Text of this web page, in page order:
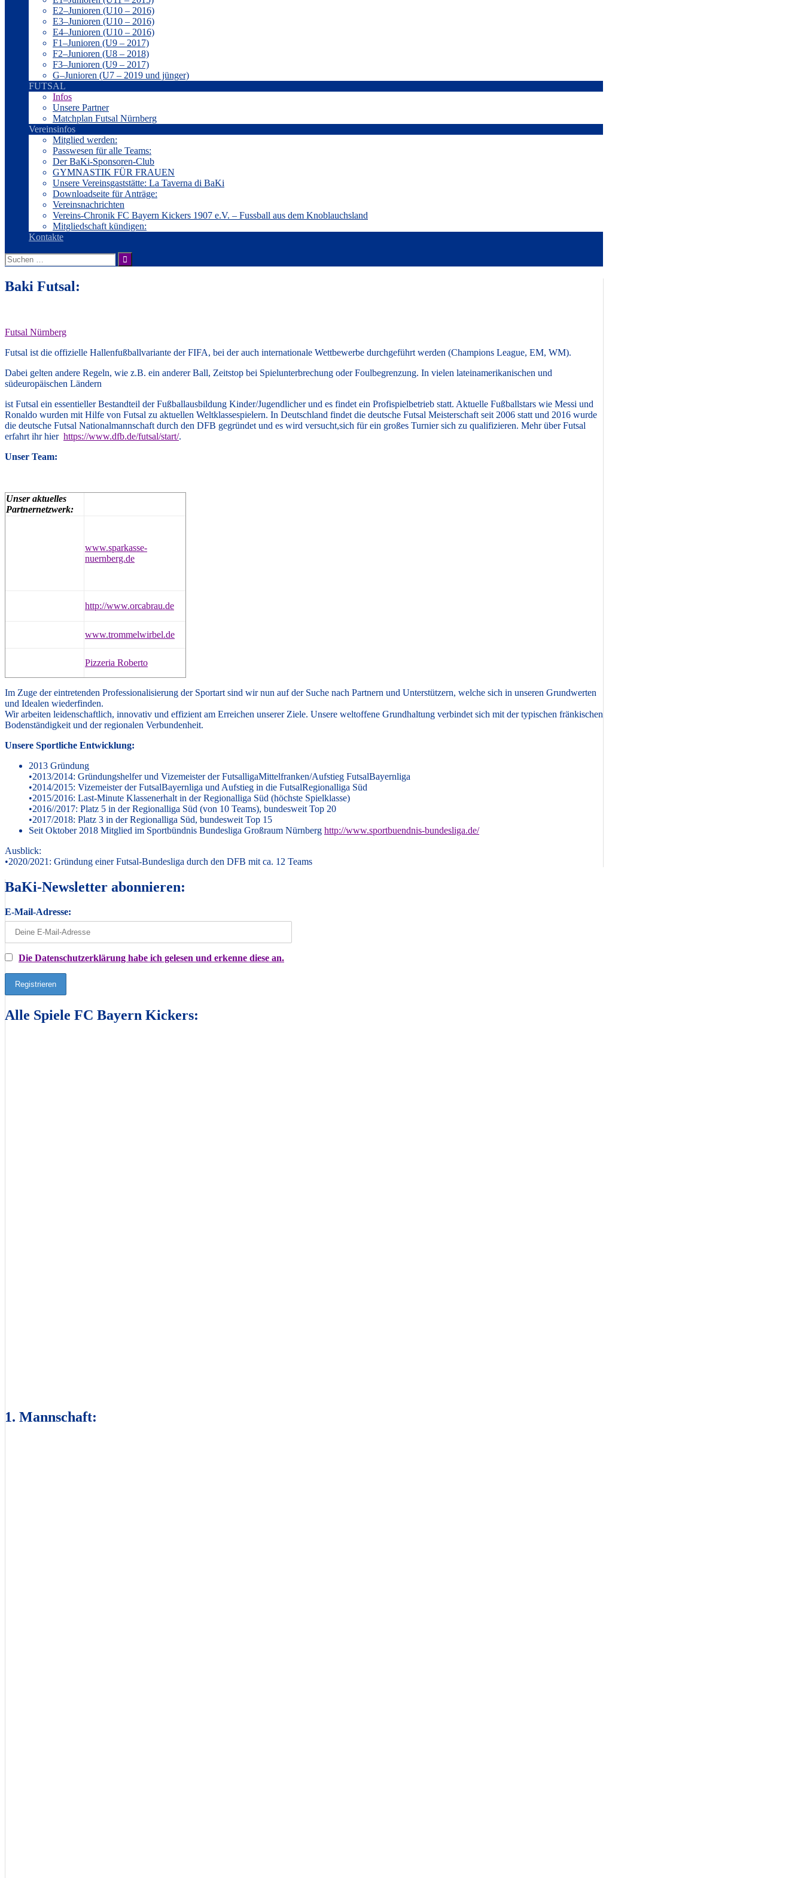
E2–Junioren (U10 – 2016)
E3–Junioren (U10 – 2016)
E4–Junioren (U10 – 2016)
F1–Junioren (U9 – 2017)
F2–Junioren (U8 – 2018)
F3–Junioren (U9 – 2017)
G–Junioren (U7 – 2019 und jünger)
FUTSAL
Infos
Unsere Partner
Matchplan Futsal Nürnberg
Vereinsinfos
Mitglied werden:
Passwesen für alle Teams:
Der BaKi-Sponsoren-Club
GYMNASTIK FÜR FRAUEN
Unsere Vereinsgaststätte: La Taverna di BaKi
Downloadseite für Anträge:
Vereinsnachrichten
Vereins-Chronik FC Bayern Kickers 1907 e.V. – Fussball aus dem Knoblauchsland
Mitgliedschaft kündigen:
Kontakte
Suche
nach:
Baki Futsal:
Futsal Nürnberg
Futsal ist die offizielle Hallenfußballvariante der FIFA, bei der auch internationale Wettbewerbe durchgeführt werden (Champions League, EM, WM).
Dabei gelten andere Regeln, wie z.B. ein anderer Ball, Zeitstop bei Spielunterbrechung oder Foulbegrenzung. In vielen lateinamerikanischen und
südeuropäischen Ländern
ist Futsal ein essentieller Bestandteil der Fußballausbildung Kinder/Jugendlicher und es findet ein Profispielbetrieb statt. Aktuelle Fußballstars wie Messi und
Ronaldo wurden mit Hilfe von Futsal zu aktuellen Weltklassespielern. In Deutschland findet die deutsche Futsal Meisterschaft seit 2006 statt und 2016 wurde
die deutsche Futsal Nationalmannschaft durch den DFB gegründet und es wird versucht,sich für ein großes Turnier sich zu qualifizieren. Mehr über Futsal
erfahrt ihr hier https://www.dfb.de/futsal/start/.
Unser Team:
Unser aktuelles
Partnernetzwerk:
www.sparkasse-
nuernberg.de
http://www.orcabrau.de
www.trommelwirbel.de
Pizzeria Roberto
Im Zuge der eintretenden Professionalisierung der Sportart sind wir nun auf der Suche nach Partnern und Unterstützern, welche sich in unseren Grundwerten
und Idealen wiederfinden.
Wir arbeiten leidenschaftlich, innovativ und effizient am Erreichen unserer Ziele. Unsere weltoffene Grundhaltung verbindet sich mit der typischen fränkischen
Bodenständigkeit und der regionalen Verbundenheit.
Unsere Sportliche Entwicklung:
2013 Gründung
•2013/2014: Gründungshelfer und Vizemeister der FutsalligaMittelfranken/Aufstieg FutsalBayernliga
•2014/2015: Vizemeister der FutsalBayernliga und Aufstieg in die FutsalRegionalliga Süd
•2015/2016: Last-Minute Klassenerhalt in der Regionalliga Süd (höchste Spielklasse)
•2016//2017: Platz 5 in der Regionalliga Süd (von 10 Teams), bundesweit Top 20
•2017/2018: Platz 3 in der Regionalliga Süd, bundesweit Top 15
Seit Oktober 2018 Mitglied im Sportbündnis Bundesliga Großraum Nürnberg http://www.sportbuendnis-bundesliga.de/
Ausblick:
•2020/2021: Gründung einer Futsal-Bundesliga durch den DFB mit ca. 12 Teams
BaKi-Newsletter abonnieren:
E-Mail-Adresse:
Die Datenschutzerklärung habe ich gelesen und erkenne diese an.
Alle Spiele FC Bayern Kickers:
1. Mannschaft: